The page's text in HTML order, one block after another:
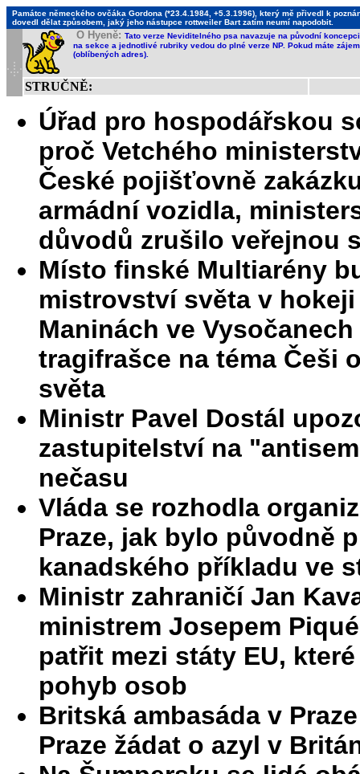
Památce německého ovčáka Gordona (*23.4.1984, +5.3.1996), který mě přivedl k
dovedl dělat způsobem, jaký jeho nástupce rottweiler Bart zatím neumí napodobit.
O Hyeně: Tato verze Neviditelného psa navazuje na původní
na sekce a jednotlivé rubriky vedou do plné verze NP. Pokud máte
(oblíbených adres).
STRUČNĚ:
Úřad pro hospodářskou
proč Vetchého
České pojišťovně
armádní vozidla,
důvodů zrušilo veřejnou
Místo finské Multiarény
mistrovství světa v
Maninách ve
tragifrašce na téma Češi
světa
Ministr Pavel Dostál
zastupitelství na
nečasu
Vláda se rozhodla
Praze, jak bylo původně
kanadského příkladu ve
Ministr zahraničí Jan
ministrem Josepem
patřit mezi státy EU,
pohyb osob
Britská ambasáda v
Praze žádat o azyl v